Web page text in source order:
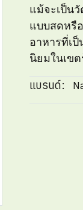
แม้จะเป็น
แบบสดหรื
อาหารที่เ
นิยมในเข
แบรนด์: